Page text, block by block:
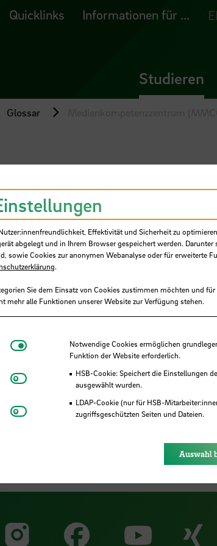
Quicklinks Informationen für ...
Studieren
Glossar
und Lernen (ZLL) ist
für Studium und Lehre
System AULIS mit dem
Assessment-Plattform und der
sich außerdem, um die
Whiteboards Collaboard.
Zu unserer
Effektivität und Sicherheit zu
abgelegt und in Ihrem Browser gespeichert werden.
sowie Cookies zur anonymen Webanalyse oder für erweiterte
.
Sie dem Einsatz von Cookies zustimmen möchten und
mehr alle Funktionen unserer Website zur Verfügung stehen.
Notwendige Cookies
Notwendige Cookies ermöglichen
Funktion der Website erforderlich.
HSB-Cookie: Speichert die Einstellungen
ausgewählt wurden.
LDAP-Cookie (nur für HSB-
zugriffsgeschützten Seiten und Dateien.
Matomo
Youtube
Auswahl